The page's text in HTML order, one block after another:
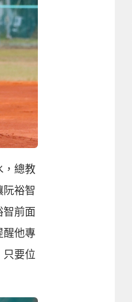
，總教
阮裕智
智前面
醒他專
只要位